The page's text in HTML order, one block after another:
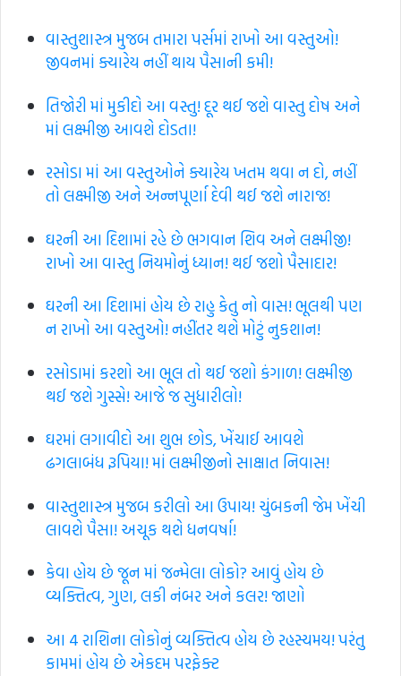
વાસ્તુશાસ્ત્ર મુજબ તમારા પર્સમાં રાખો આ વસ્તુઓ!
જીવનમાં ક્યારેય નહીં થાય પૈસાની કમી!
તિજોરી માં મુકીદો આ વસ્તુ! દૂર થઈ જશે વાસ્તુ દોષ અને
માં લક્ષ્મીજી આવશે દોડતા!
રસોડા માં આ વસ્તુઓને ક્યારેય ખતમ થવા ન દો, નહીં
તો લક્ષ્મીજી અને અન્નપૂર્ણા દેવી થઈ જશે નારાજ!
ઘરની આ દિશામાં રહે છે ભગવાન શિવ અને લક્ષ્મીજી!
રાખો આ વાસ્તુ નિયમોનું ધ્યાન! થઈ જશો પૈસાદાર!
ઘરની આ દિશામાં હોય છે રાહુ કેતુ નો વાસ! ભૂલથી પણ
ન રાખો આ વસ્તુઓ! નહીંતર થશે મોટું નુકશાન!
રસોડામાં કરશો આ ભૂલ તો થઈ જશો કંગાળ! લક્ષ્મીજી
થઈ જશે ગુસ્સે! આજે જ સુધારીલો!
ઘરમાં લગાવીદો આ શુભ છોડ, ખેંચાઈ આવશે
ઢગલાબંધ રૂપિયા! માં લક્ષ્મીજીનો સાક્ષાત નિવાસ!
વાસ્તુશાસ્ત્ર મુજબ કરીલો આ ઉપાય! ચુંબકની જેમ ખેંચી
લાવશે પૈસા! અચૂક થશે ધનવર્ષા!
કેવા હોય છે જૂન માં જન્મેલા લોકો? આવું હોય છે
વ્યક્તિત્વ, ગુણ, લકી નંબર અને કલર! જાણો
આ 4 રાશિના લોકોનું વ્યક્તિત્વ હોય છે રહસ્યમય! પરંતુ
કામમાં હોય છે એકદમ પરફેક્ટ